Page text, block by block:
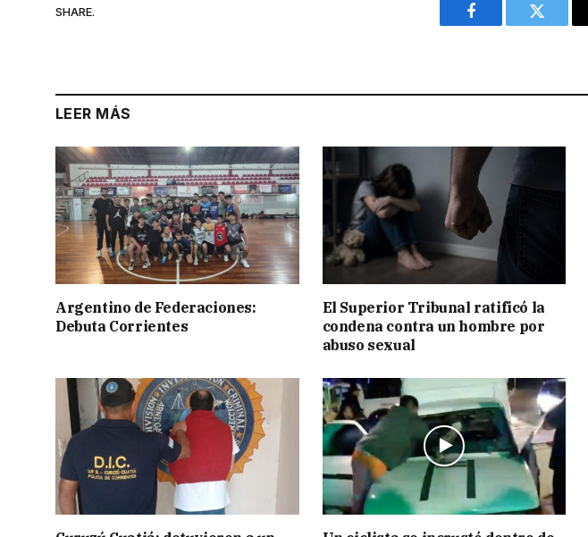
SHARE.
Facebook Twitter
LEER MÁS
Argentino de Federaciones:
Debuta Corrientes
El Superior Tribunal ratificó la
condena contra un hombre por
abuso sexual